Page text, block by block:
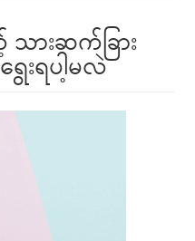
းဆက်ခြား
းရပါ့မလဲ